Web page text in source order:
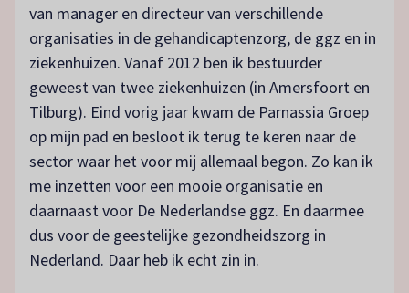
van manager en directeur van verschillende
organisaties in de gehandicaptenzorg, de ggz en in
ziekenhuizen. Vanaf 2012 ben ik bestuurder
geweest van twee ziekenhuizen (in Amersfoort en
Tilburg). Eind vorig jaar kwam de Parnassia Groep
op mijn pad en besloot ik terug te keren naar de
sector waar het voor mij allemaal begon. Zo kan ik
me inzetten voor een mooie organisatie en
daarnaast voor De Nederlandse ggz. En daarmee
dus voor de geestelijke gezondheidszorg in
Nederland. Daar heb ik echt zin in.